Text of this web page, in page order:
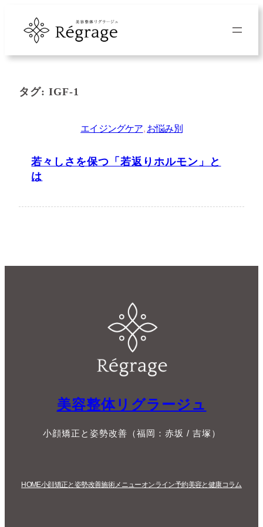
ス
タグ: IGF-1
エイジングケア, お悩み別
若々しさを保つ「若返りホルモン」と
は
美容整体リグラージュ
小顔矯正と姿勢改善（福岡：赤坂 / 吉塚）
HOME小顔矯正と姿勢改善施術メニューオンライン予約美容と健康コラム